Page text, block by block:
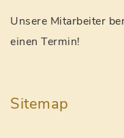
Unsere Mitarbeiter
einen Termin!
Sitemap